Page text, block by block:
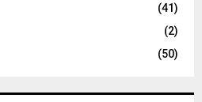
(41)
(2)
(50)